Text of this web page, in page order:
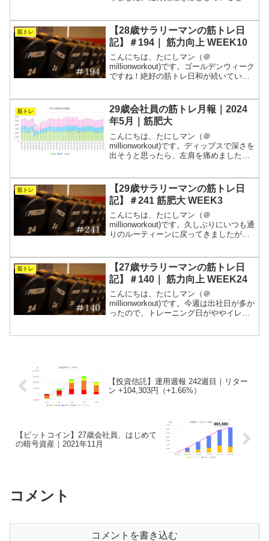
しないような。胃腸に負担をかけ過ぎな
いよう気をつけなが...
筋トレ
【28歳サラリーマンの筋トレ日
記】＃194｜ 筋力向上 WEEK10
こんにちは、たにしマン（＠
millionworkout)です。ゴールデンウィーク
ですね！絶好の筋トレ日和が続いていま
トレからフェードアウトせずに済むの
は、完全にブログと...
筋トレ
29歳会社員の筋トレ月報｜2024
年5月｜筋肥大
こんにちは、たにしマン（＠
millionworkout)です。ディップスで深さを
出そうと思ったら、左肩を痛めました。
ーもパワーリフティングのルールに縛ら
れる必要はまった...
筋トレ
【29歳サラリーマンの筋トレ日
記】＃241 筋肥大 WEEK3
こんにちは、たにしマン（＠
millionworkout)です。久しぶりにいつも通
りのルーティーンに戻ってきましたが、
一なので、寝る時間を確保することを優
先したいです！...
筋トレ
【27歳サラリーマンの筋トレ日
記】＃140｜ 筋力向上 WEEK24
こんにちは、たにしマン（＠
millionworkout)です。今週は出社日が多か
ったので、トレーニング日がややイレギ
【投資信託】運用週報 242週目｜リター
ン +104,303円（+1.66%）
【ビットコイン】27歳会社員、はじめて
の暗号資産｜2021年11月
コメント
コメントを書き込む